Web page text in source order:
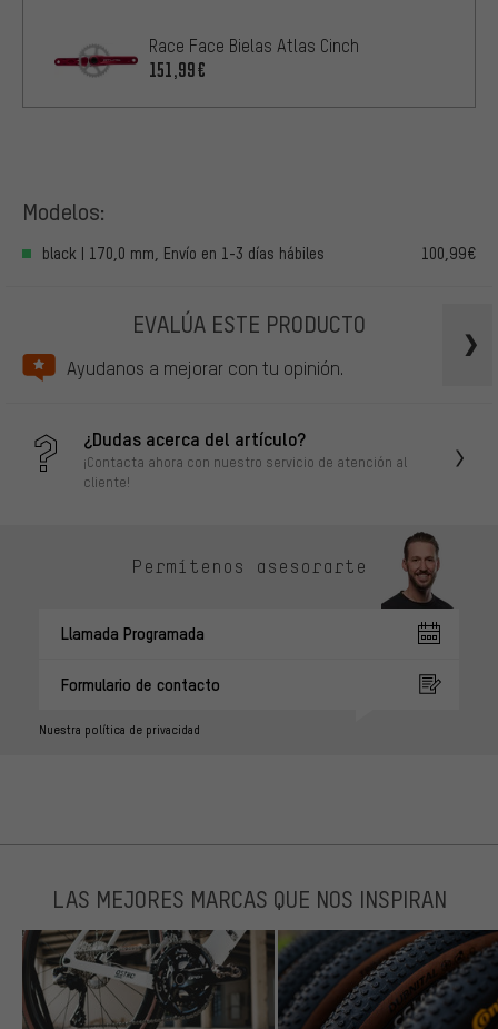
Race Face Bielas Atlas Cinch
151,99€
Modelos:
black | 170,0 mm, Envío en 1-3 días hábiles 100,99€
EVALÚA ESTE PRODUCTO
Ayudanos a mejorar con tu opinión.
¿Dudas acerca del artículo?
¡Contacta ahora con nuestro servicio de atención al
cliente!
Permítenos asesorarte
Llamada Programada
Formulario de contacto
Nuestra política de privacidad
LAS MEJORES MARCAS QUE NOS INSPIRAN